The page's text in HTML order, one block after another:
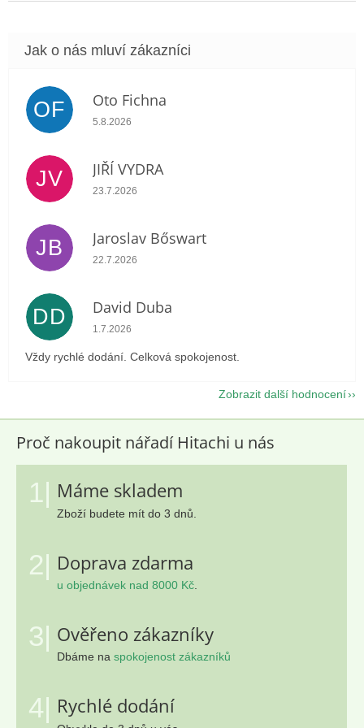
OF Oto Fichna
Hodnocení obchodu je 5 z 5 hvězdiček.
5.8.2026
JV JIŘÍ VYDRA
Hodnocení obchodu je 5 z 5 hvězdiček.
23.7.2026
JB Jaroslav Bőswart
Hodnocení obchodu je 5 z 5 hvězdiček.
22.7.2026
DD David Duba
Hodnocení obchodu je 5 z 5 hvězdiček.
1.7.2026
Vždy rychlé dodání. Celková spokojenost.
Zobrazit další hodnocení
Proč nakoupit nářadí Hitachi u nás
1| Máme skladem
Zboží budete mít do 3 dnů.
2| Doprava zdarma
u objednávek nad 8000 Kč.
3| Ověřeno zákazníky
Dbáme na spokojenost zákazníků
4| Rychlé dodání